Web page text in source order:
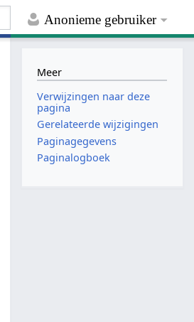
Anonieme gebruiker
Meer
Verwijzingen naar deze
pagina
Gerelateerde wijzigingen
Paginagegevens
Paginalogboek